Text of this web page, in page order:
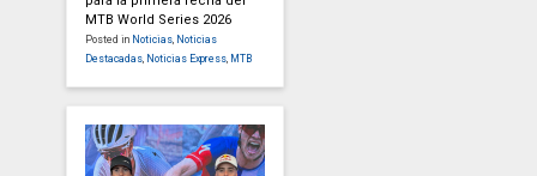
MTB World Series 2026
Posted in Noticias Noticias
Destacadas Noticias Express MTB